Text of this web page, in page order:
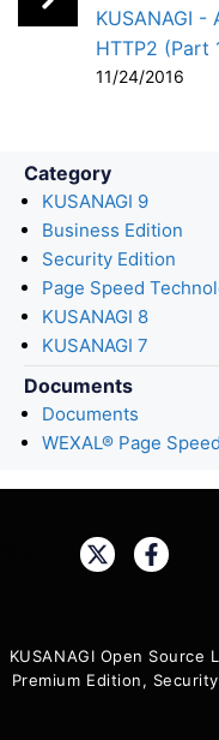
KUSANAGI -
HTTP2 (Part
11/24/2016
Category
KUSANAGI 9
Business Edition
Security Edition
Page Speed
KUSANAGI 8
KUSANAGI 7
Documents
Documents
WEXAL® Page
KUSANAGI Open Source
Premium Edition,